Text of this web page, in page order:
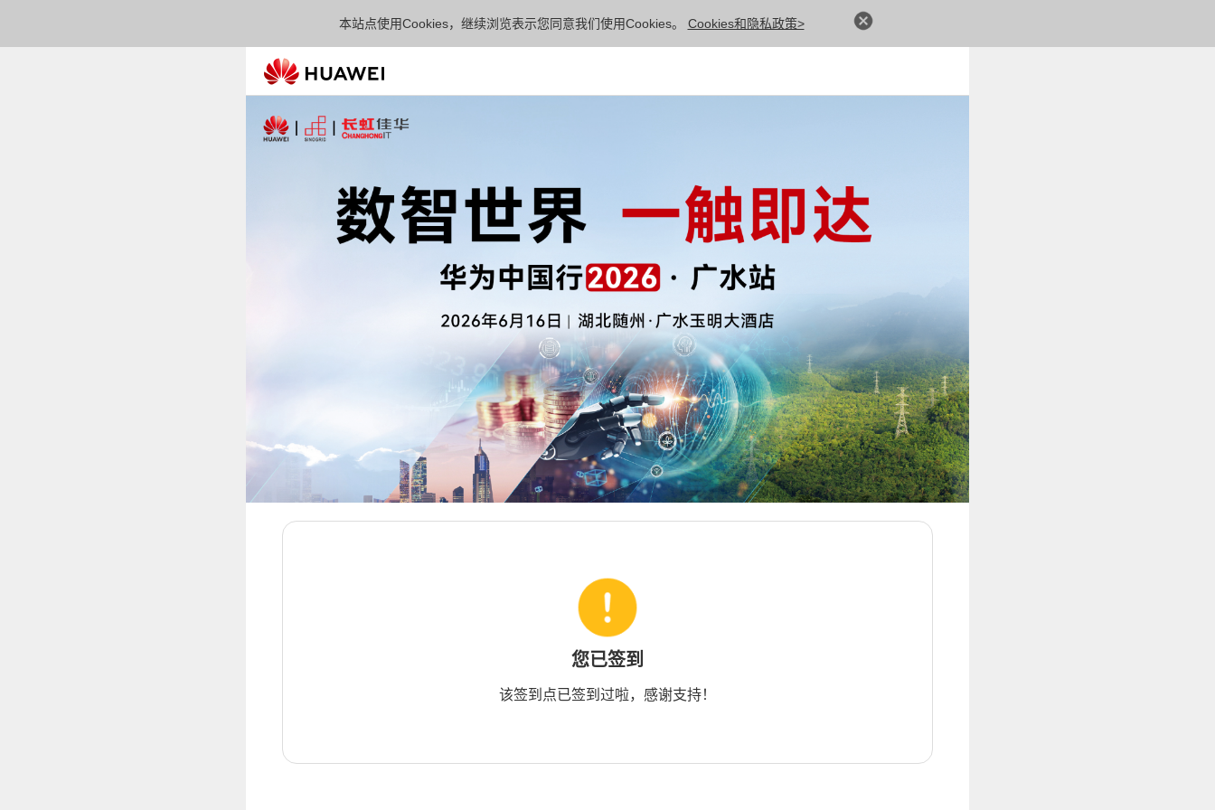
本站点使用Cookies，继续浏览表示您同意我们使用Cookies。 Cookies和隐私政策>
您已签到
该签到点已签到过啦，感谢支持！